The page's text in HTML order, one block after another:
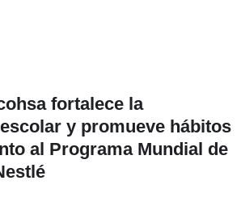
fortalece la
y promueve hábitos
al Programa Mundial de